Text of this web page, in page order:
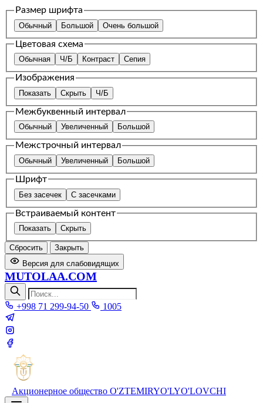
Размер шрифта
Обычный Большой Очень большой
Цветовая схема
Обычная Ч/Б Контраст Сепия
Изображения
Показать Скрыть Ч/Б
Межбуквенный интервал
Обычный Увеличенный Большой
Межстрочный интервал
Обычный Увеличенный Большой
Шрифт
Без засечек С засечками
Встраиваемый контент
Показать Скрыть
Сбросить
Закрыть
Версия для слабовидящих
MUTOLAA.COM
+998 71 299-94-50 1005
Акционерное общество O'ZTEMIRYO'LYO'LOVCHI